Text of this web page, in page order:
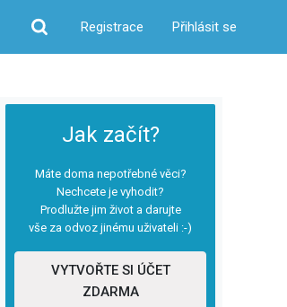
Hledat
Registrace Přihlásit se
Jak začít?
Máte doma nepotřebné věci?
Nechcete je vyhodit?
Prodlužte jim život a darujte
vše za odvoz jinému uživateli :-)
VYTVOŘTE SI ÚČET
ZDARMA